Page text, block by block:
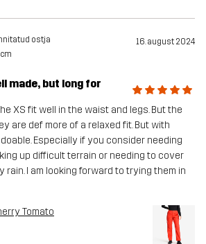
ostja 16. august 2024
made, but long for
XS fit well in the waist and legs. But the
are def more of a relaxed fit. But with
Especially if you consider needing
up difficult terrain or needing to cover
I am looking forward to trying them in
Tomato